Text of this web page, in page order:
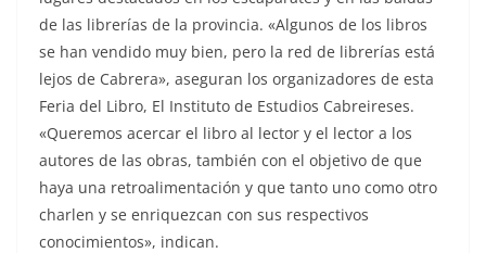
de las librerías de la provincia. «Algunos de los libros
se han vendido muy bien, pero la red de librerías está
lejos de Cabrera», aseguran los organizadores de esta
Feria del Libro, El Instituto de Estudios Cabreireses.
«Queremos acercar el libro al lector y el lector a los
autores de las obras, también con el objetivo de que
haya una retroalimentación y que tanto uno como otro
charlen y se enriquezcan con sus respectivos
conocimientos», indican.